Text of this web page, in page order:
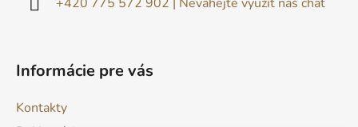
Informácie pre vás
Kontakty